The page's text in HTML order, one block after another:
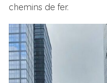
chemins de fer.